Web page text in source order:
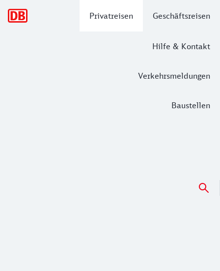
Privatreisen Geschäftsreisen
Hilfe & Kontakt
Verkehrsmeldungen
Baustellen